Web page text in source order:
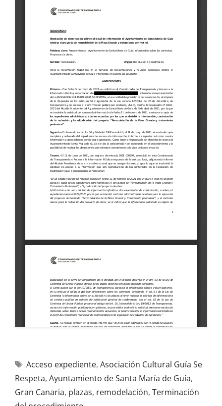
Acceso expediente, Asociación Cultural Guía Se
Respeta, Ayuntamiento de Santa María de Guía,
Gran Canaria, plazas, remodelación, Terminación